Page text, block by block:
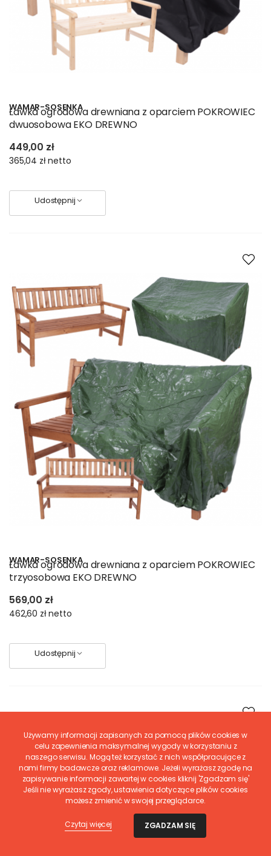
WAMAR-SOSENKA
Ławka ogrodowa drewniana z oparciem POKROWIEC
dwuosobowa EKO DREWNO
449,00 zł
365,04 złnetto
Udostępnij
WAMAR-SOSENKA
Ławka ogrodowa drewniana z oparciem POKROWIEC
trzyosobowa EKO DREWNO
569,00 zł
462,60 złnetto
Udostępnij
Używamy informacji zapisanych za pomocą plików cookies w
celu zapewnienia maksymalnej wygody w korzystaniu z
naszego serwisu. Mogą też korzystać z nich współpracujące z
nami firmy badawcze oraz reklamowe. Jeżeli wyrażasz zgodę na
zapisywanie informacji zawartej w cookies kliknij 'Zgadzam się'
Jeśli nie wyrażasz zgody, ustawienia dotyczące plików cookies
możesz zmienić w swojej przeglądarce.
Czytaj więcej ZGADZAM SIĘ